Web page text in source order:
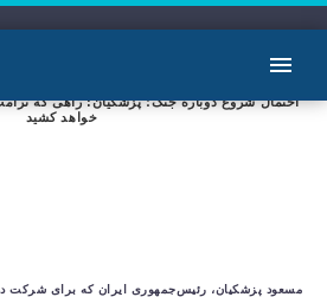
احتمال شروع دوباره جنگ؛ پزشکیان: راهی که
خواهد کشید
مسعود پزشکیان، رئیس‌جمهوری ایران که برای